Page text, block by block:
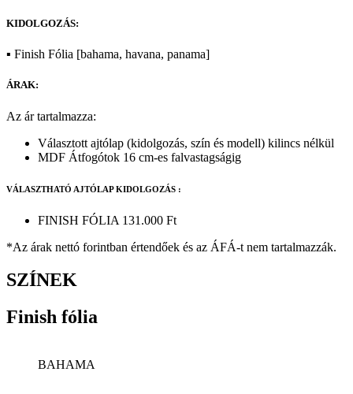
KIDOLGOZÁS:
▪ Finish Fólia [bahama, havana, panama]
ÁRAK:
Az ár tartalmazza:
Választott ajtólap (kidolgozás, szín és modell) kilincs nélkül
MDF Átfogótok 16 cm-es falvastagságig
VÁLASZTHATÓ AJTÓLAP KIDOLGOZÁS :
FINISH FÓLIA 131.000 Ft
*Az árak nettó forintban értendőek és az ÁFÁ-t nem tartalmazzák.
SZÍNEK
Finish fólia
BAHAMA